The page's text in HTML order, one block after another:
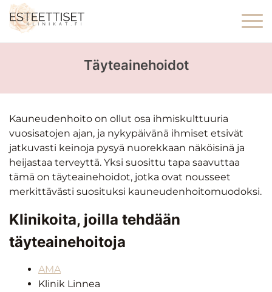
Täyteainehoidot
Kauneudenhoito on ollut osa ihmiskulttuuria
vuosisatojen ajan, ja nykypäivänä ihmiset etsivät
jatkuvasti keinoja pysyä nuorekkaan näköisinä ja
heijastaa terveyttä. Yksi suosittu tapa saavuttaa
tämä on täyteainehoidot, jotka ovat nousseet
merkittävästi suosituksi kauneudenhoitomuodoksi.
Klinikoita, joilla tehdään
täyteainehoitoja
AMA
Klinik Linnea